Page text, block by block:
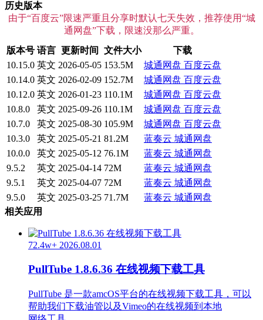
历史版本
由于“百度云”限速严重且分享时默认七天失效，推荐使用“城
通网盘”下载，限速没那么严重。
版本号 语言 更新时间 文件大小
下载
10.15.0 英文 2026-05-05 153.5M 城通网盘 百度云盘
10.14.0 英文 2026-02-09 152.7M 城通网盘 百度云盘
10.12.0 英文 2026-01-23 110.1M 城通网盘 百度云盘
10.8.0
英文 2025-09-26 110.1M 城通网盘 百度云盘
10.7.0
英文 2025-08-30 105.9M 城通网盘 百度云盘
10.3.0
英文 2025-05-21 81.2M 蓝奏云 城通网盘
10.0.0
英文 2025-05-12 76.1M 蓝奏云 城通网盘
9.5.2
英文 2025-04-14 72M 蓝奏云 城通网盘
9.5.1
英文 2025-04-07 72M 蓝奏云 城通网盘
9.5.0
英文 2025-03-25 71.7M 蓝奏云 城通网盘
相关应用
72.4w+ 2026.08.01
PullTube 1.8.6.36 在线视频下载工具
PullTube 是一款amcOS平台的在线视频下载工具，可以
帮助我们下载油管以及Vimeo的在线视频到本地